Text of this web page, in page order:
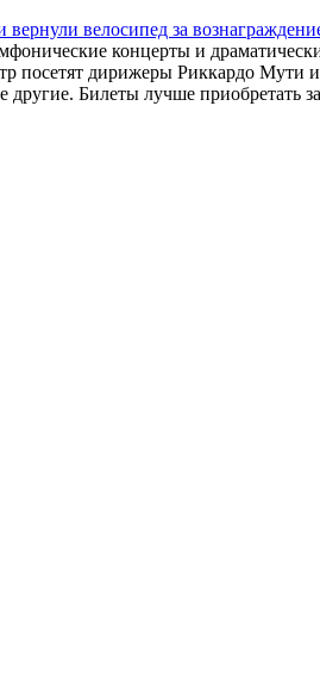
велосипед за
концерты и
посетят дирижеры Риккардо Мути
Билеты лучше приобретать